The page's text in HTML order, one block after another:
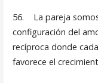
56. La pareja
configuración del
recíproca donde
favorece el